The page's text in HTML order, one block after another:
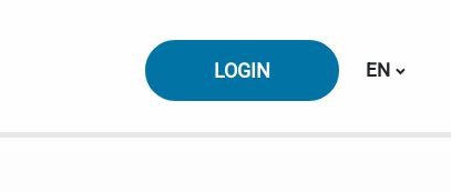
LOGIN Switch
EN